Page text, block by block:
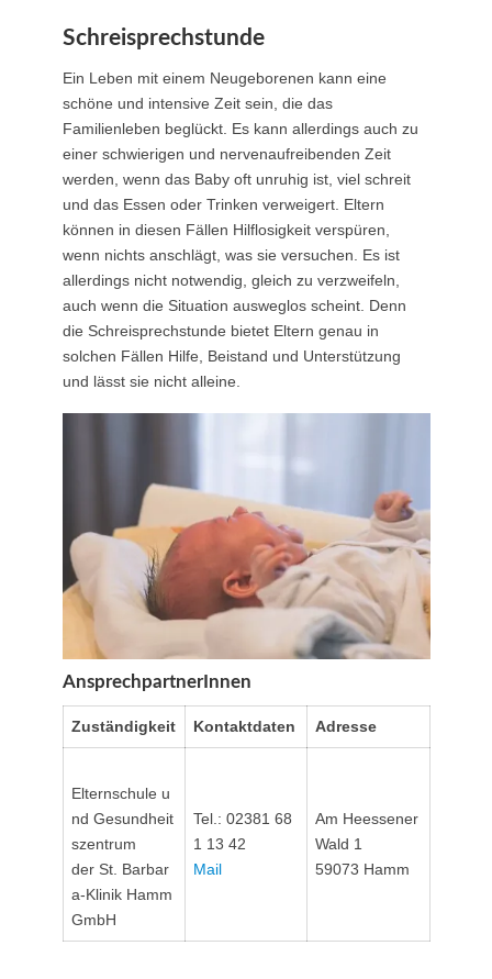
Schreisprechstunde
Ein Leben mit einem Neugeborenen kann eine
schöne und intensive Zeit sein, die das
Familienleben beglückt. Es kann allerdings auch zu
einer schwierigen und nervenaufreibenden Zeit
werden, wenn das Baby oft unruhig ist, viel schreit
und das Essen oder Trinken verweigert. Eltern
können in diesen Fällen Hilflosigkeit verspüren,
wenn nichts anschlägt, was sie versuchen. Es ist
allerdings nicht notwendig, gleich zu verzweifeln,
auch wenn die Situation ausweglos scheint. Denn
die Schreisprechstunde bietet Eltern genau in
solchen Fällen Hilfe, Beistand und Unterstützung
und lässt sie nicht alleine.
AnsprechpartnerInnen
Zuständigkeit Kontaktdaten Adresse
Elternschule u
nd Gesundheit
szentrum
der St. Barbar
a-Klinik Hamm
GmbH
Tel.: 02381 68
1 13 42
Mail
Am Heessener
Wald 1
59073 Hamm